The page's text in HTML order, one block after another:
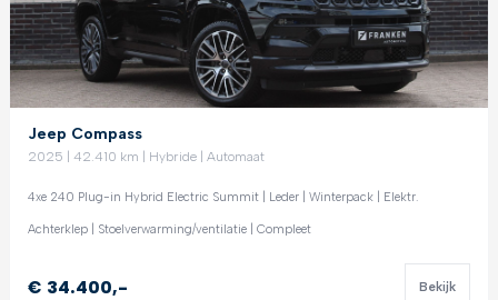
Jeep Compass
2025 | 42.410 km | Hybride | Automaat
4xe 240 Plug-in Hybrid Electric Summit | Leder | Winterpack | Elektr.
Achterklep | Stoelverwarming/ventilatie | Compleet
€ 34.400,- Bekijk